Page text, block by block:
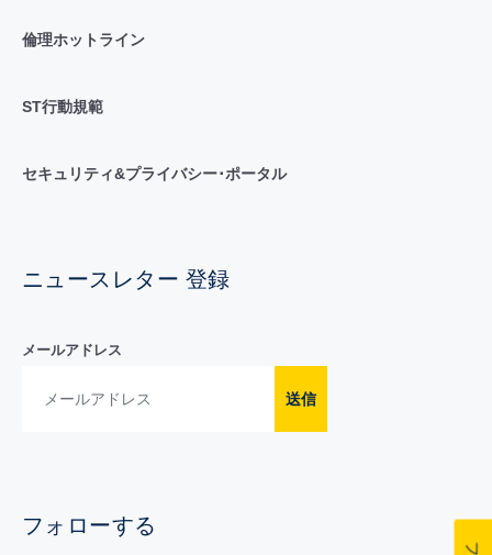
倫理ホットライン
ST行動規範
セキュリティ&プライバシー･ポータル
ニュースレター 登録
メールアドレス
送信
フォローする